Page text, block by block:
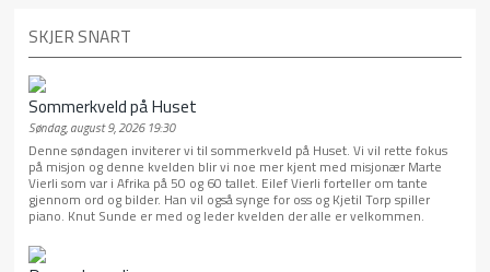
SKJER SNART
Sommerkveld på Huset
Søndag, august 9, 2026 19:30
Denne søndagen inviterer vi til sommerkveld på Huset. Vi vil rette fokus
på misjon og denne kvelden blir vi noe mer kjent med misjonær Marte
Vierli som var i Afrika på 50 og 60 tallet. Eilef Vierli forteller om tante
gjennom ord og bilder. Han vil også synge for oss og Kjetil Torp spiller
piano. Knut Sunde er med og leder kvelden der alle er velkommen.